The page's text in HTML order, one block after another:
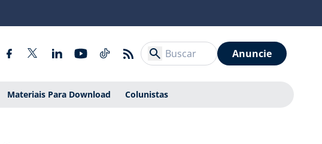
Anuncie
Materiais Para Download Colunistas